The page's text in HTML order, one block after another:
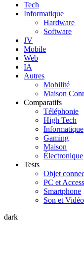
Tech
Informatique
Hardware
Software
JV
Mobile
Web
IA
Autres
Mobilité
Maison
Comparatifs
Téléphonie
High Tech
Informatique
Gaming
Maison
Électronique
Tests
Objet
PC et
Smartphone
Son et Vidéo
dark